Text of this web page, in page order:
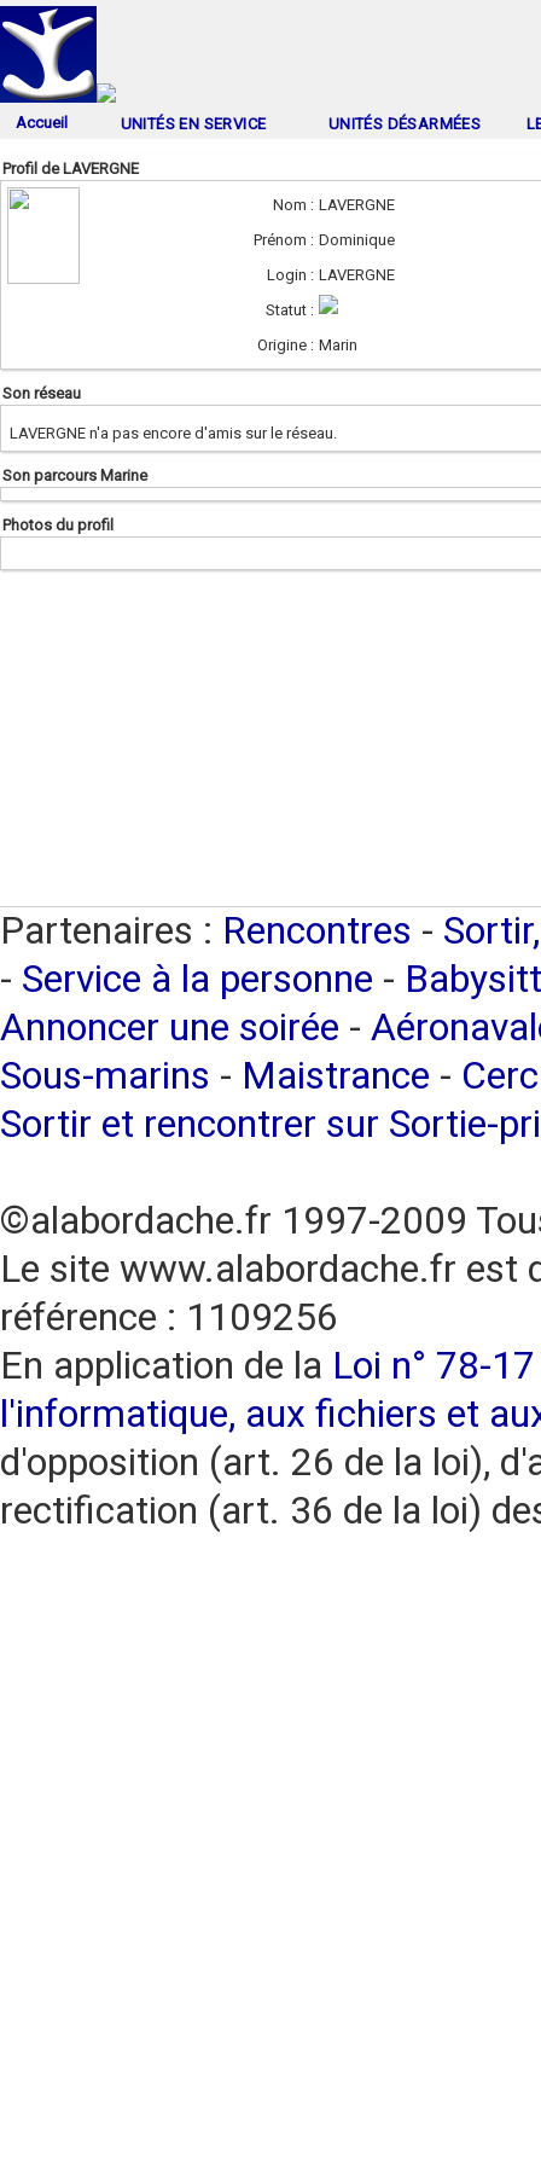
Accueil UNITÉS EN SERVICE UNITÉS DÉSARMÉES
Profil de LAVERGNE
Nom : LAVERGNE
Prénom : Dominique
Login : LAVERGNE
Statut :
Origine : Marin
Son réseau
LAVERGNE n'a pas encore d'amis sur le réseau.
Son parcours Marine
Photos du profil
Partenaires : Rencontres -
- Service à la personne -
Annoncer une soirée -
Sous-marins - Maistrance -
Sortir et rencontrer sur Sortie-
©alabordache.fr 1997-2009
Le site www.alabordache.fr est
référence : 1109256
En application de la Loi n° 78-
l'informatique, aux fichiers et
d'opposition (art. 26 de la loi),
rectification (art. 36 de la loi)